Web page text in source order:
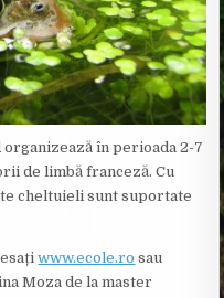
în perioada 2-7
de limbă franceză. Cu
cheltuieli sunt suportate
www.ecole.ro sau
Moza de la master